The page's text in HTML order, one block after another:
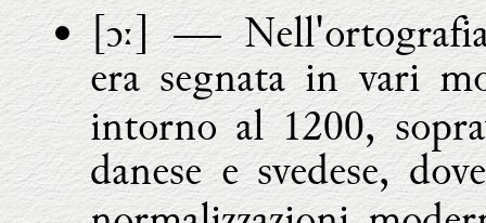
[ɔː] ―
era segnata in vari
intorno al 1200,
danese e svedese,